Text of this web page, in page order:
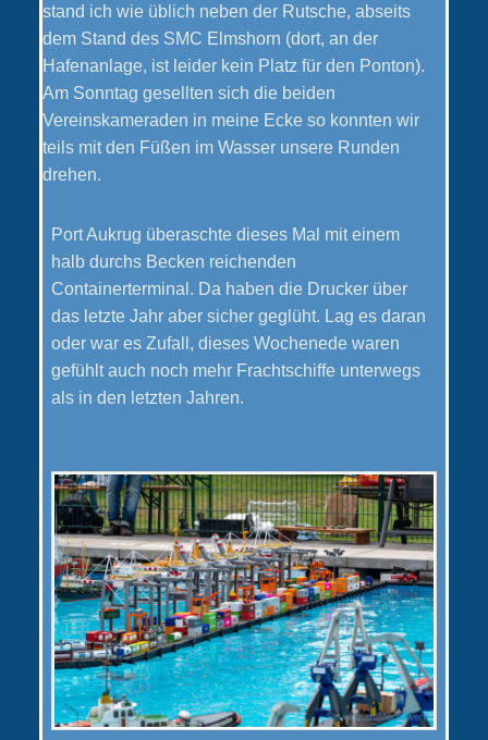
stand ich wie üblich neben der Rutsche, abseits
dem Stand des SMC Elmshorn (dort, an der
Hafenanlage, ist leider kein Platz für den Ponton).
Am Sonntag gesellten sich die beiden
Vereinskameraden in meine Ecke so konnten wir
teils mit den Füßen im Wasser unsere Runden
drehen.
Port Aukrug überaschte dieses Mal mit einem
halb durchs Becken reichenden
Containerterminal. Da haben die Drucker über
das letzte Jahr aber sicher geglüht. Lag es daran
oder war es Zufall, dieses Wochenede waren
gefühlt auch noch mehr Frachtschiffe unterwegs
als in den letzten Jahren.